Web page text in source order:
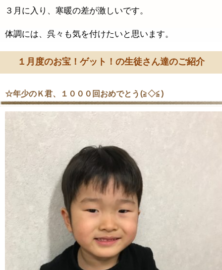
３月に入り、寒暖の差が激しいです。
体調には、呉々も気を付けたいと思います。
１月度のお宝！ゲット！の生徒さん達のご紹介
☆年少のＫ君、１０００回おめでとう(≧◇≦)